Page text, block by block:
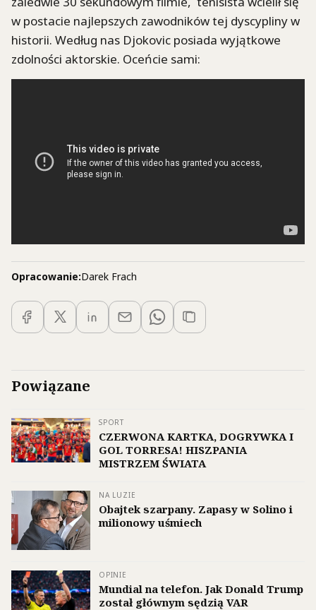
w postacie najlepszych zawodników tej dyscypliny w
historii. Według nas Djokovic posiada wyjątkowe
zdolności aktorskie. Oceńcie sami:
Opracowanie:Darek Frach
Powiązane
SPORT
CZERWONA KARTKA, DOGRYWKA I
GOL TORRESA! HISZPANIA
MISTRZEM ŚWIATA
NA LUZIE
Obajtek szarpany. Zapasy w Solino i
milionowy uśmiech
OPINIE
Mundial na telefon. Jak Donald Trump
został głównym sędzią VAR